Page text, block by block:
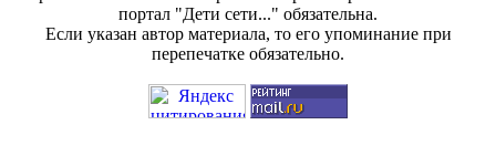
портал "Дети сети..." обязательна.
Если указан автор материала, то его упоминание при
перепечатке обязательно.